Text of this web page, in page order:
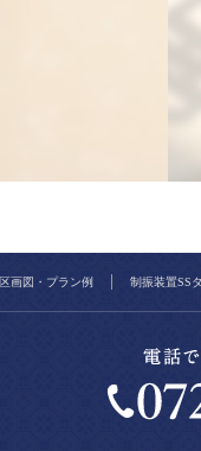
区画図・プラン例 制振装置SS